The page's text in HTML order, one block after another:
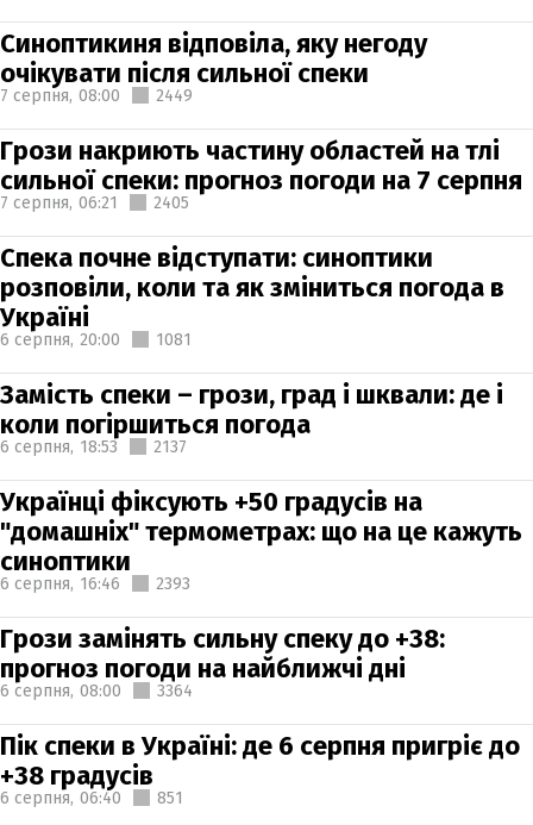
Синоптикиня відповіла, яку негоду
очікувати після сильної спеки
7 серпня, 08:00 2449
Грози накриють частину областей на тлі
сильної спеки: прогноз погоди на 7 серпня
7 серпня, 06:21 2405
Спека почне відступати: синоптики
розповіли, коли та як зміниться погода в
Україні
6 серпня, 20:00 1081
Замість спеки – грози, град і шквали: де і
коли погіршиться погода
6 серпня, 18:53 2137
Українці фіксують +50 градусів на
"домашніх" термометрах: що на це кажуть
синоптики
6 серпня, 16:46 2393
Грози замінять сильну спеку до +38:
прогноз погоди на найближчі дні
6 серпня, 08:00 3364
Пік спеки в Україні: де 6 серпня пригріє до
+38 градусів
6 серпня, 06:40 851